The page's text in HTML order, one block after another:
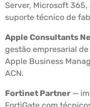
Server, Microsoft
suporte técnico de
Apple Consultants
gestão empresarial
Apple Business
ACN.
Fortinet Partner —